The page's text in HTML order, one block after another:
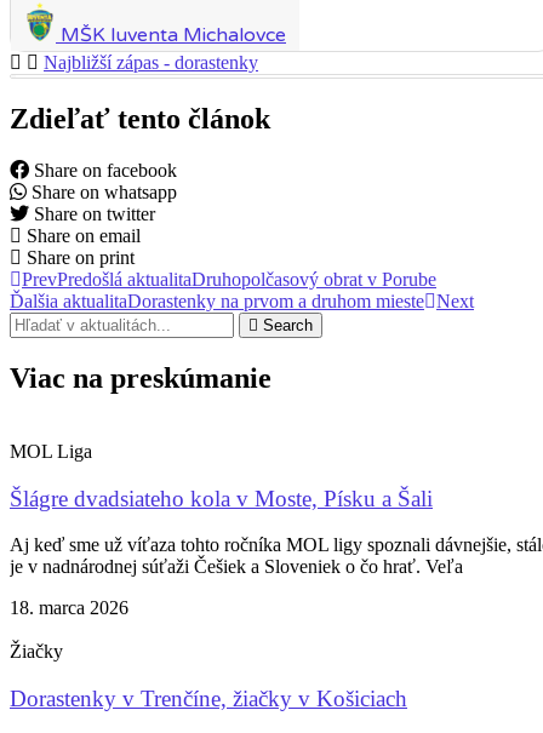
MŠK Iuventa Michalovce
Najbližší zápas - dorastenky
Zdieľať tento článok
Share on facebook
Share on whatsapp
Share on twitter
Share on email
Share on print
PrevPredošlá aktualitaDruhopolčasový obrat v Porube
Ďalšia aktualitaDorastenky na prvom a druhom mieste Next
Search
Viac na preskúmanie
MOL Liga
Šlágre dvadsiateho kola v Moste, Písku a Šali
Aj keď sme už víťaza tohto ročníka MOL ligy spoznali dávnejšie,
je v nadnárodnej súťaži Češiek a Sloveniek o čo hrať. Veľa
18. marca 2026
Žiačky
Dorastenky v Trenčíne, žiačky v Košiciach